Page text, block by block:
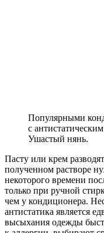
Популярными
с
Ушастый нянь.
Пасту или крем
полученном растворе
некоторого времени
только при ручной
чем у кондиционера.
антистатика является
высыхания одежды